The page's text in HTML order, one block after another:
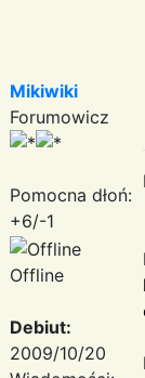
Mikiwiki
Forumowicz
Pomocna dłoń:
+6/-1
Offline
Debiut:
2009/10/20